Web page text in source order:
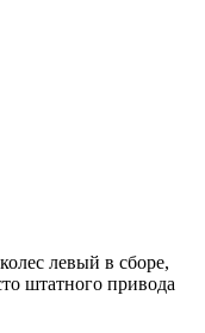
левый в сборе,
штатного привода